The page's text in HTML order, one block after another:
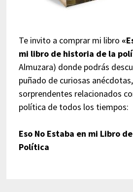
Te invito a comprar mi libro
mi libro de historia de la
Almuzara) donde podrás
puñado de curiosas
sorprendentes relacionados
política de todos los tiempos:
Eso No Estaba en mi Libro
Política